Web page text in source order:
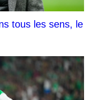
tous les sens, le